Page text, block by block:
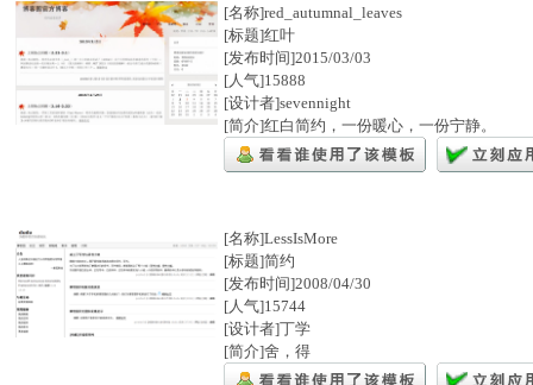
[名称]red_autumnal_leaves
[标题]红叶
[发布时间]2015/03/03
[人气]15888
[设计者]sevennight
[简介]红白简约，一份暖心，一份宁静。
[名称]LessIsMore
[标题]简约
[发布时间]2008/04/30
[人气]15744
[设计者]丁学
[简介]舍，得